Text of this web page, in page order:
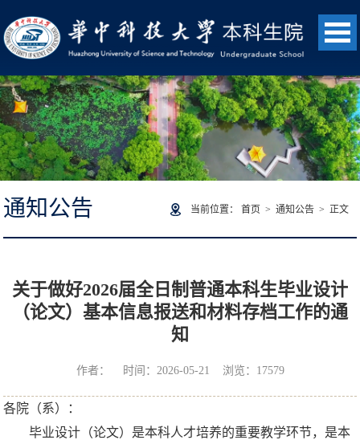
通知公告 当前位置： 首页 > 通知公告> 正文
关于做好2026届全日制普通本科生毕业设计
（论文）基本信息报送和材料存档工作的通
知
作者： 时间：2026-05-21 浏览： 17579
各院（系）：
毕业设计（论文）是本科人才培养的重要教学环节，是本